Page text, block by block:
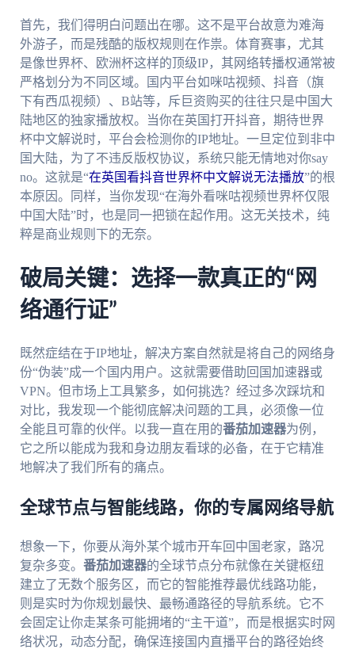
首先，我们得明白问题出在哪。这不是平台故意为难海
外游子，而是残酷的版权规则在作祟。体育赛事，尤其
是像世界杯、欧洲杯这样的顶级IP，其网络转播权通常被
严格划分为不同区域。国内平台如咪咕视频、抖音（旗
下有西瓜视频）、B站等，斥巨资购买的往往只是中国大
陆地区的独家播放权。当你在英国打开抖音，期待世界
杯中文解说时，平台会检测你的IP地址。一旦定位到非中
国大陆，为了不违反版权协议，系统只能无情地对你say
no。这就是“在英国看抖音世界杯中文解说无法播放”的根
本原因。同样，当你发现“在海外看咪咕视频世界杯仅限
中国大陆”时，也是同一把锁在起作用。这无关技术，纯
粹是商业规则下的无奈。
破局关键：选择一款真正的“网
络通行证”
既然症结在于IP地址，解决方案自然就是将自己的网络身
份“伪装”成一个国内用户。这就需要借助回国加速器或
VPN。但市场上工具繁多，如何挑选？经过多次踩坑和
对比，我发现一个能彻底解决问题的工具，必须像一位
全能且可靠的伙伴。以我一直在用的番茄加速器为例，
它之所以能成为我和身边朋友看球的必备，在于它精准
地解决了我们所有的痛点。
全球节点与智能线路，你的专属网络导航
想象一下，你要从海外某个城市开车回中国老家，路况
复杂多变。 番茄加速器的全球节点分布就像在关键枢纽
建立了无数个服务区，而它的智能推荐最优线路功能，
则是实时为你规划最快、最畅通路径的导航系统。它不
会固定让你走某条可能拥堵的“主干道”，而是根据实时网
络状况，动态分配，确保连接国内直播平台的路径始终